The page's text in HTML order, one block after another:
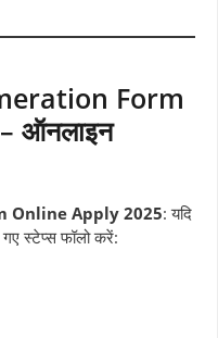
Form
ऑनलाइन
Online Apply 2025: यदि
गए स्टेप्स फॉलो करें: